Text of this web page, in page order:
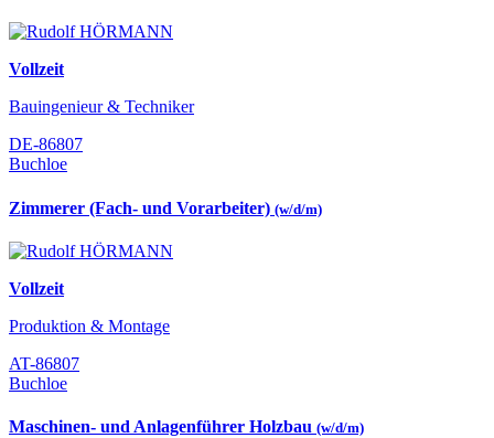
Vollzeit
Bauingenieur & Techniker
DE-86807
Buchloe
Zimmerer (Fach- und Vorarbeiter) (w/d/m)
Vollzeit
Produktion & Montage
AT-86807
Buchloe
Maschinen- und Anlagenführer Holzbau (w/d/m)